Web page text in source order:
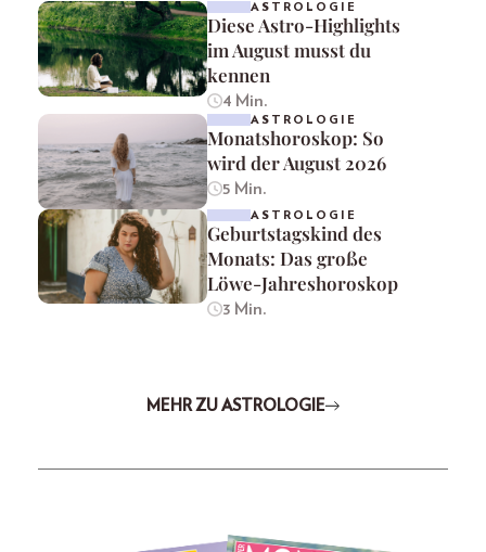
ASTROLOGIE
Diese Astro-Highlights
im August musst du
kennen
4 Min.
ASTROLOGIE
Monatshoroskop: So
wird der August 2026
5 Min.
ASTROLOGIE
Geburtstagskind des
Monats: Das große
Löwe-Jahreshoroskop
3 Min.
MEHR ZU ASTROLOGIE